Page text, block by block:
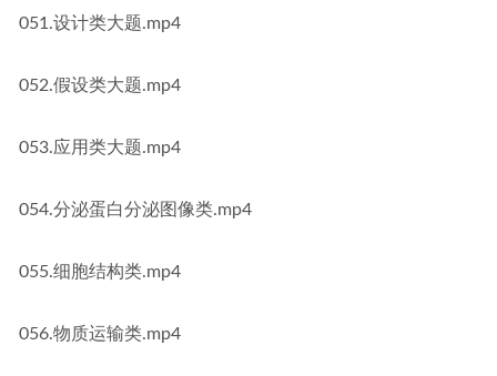
051.设计类大题.mp4
052.假设类大题.mp4
053.应用类大题.mp4
054.分泌蛋白分泌图像类.mp4
055.细胞结构类.mp4
056.物质运输类.mp4